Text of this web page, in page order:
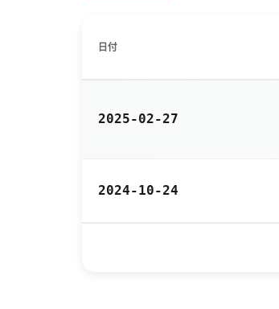
日付
2025-02-27
2024-10-24